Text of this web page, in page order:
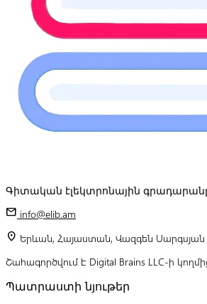
Գիտական էլեկտրոնային
mail info@elib.am
location_on Երևան, Հայաստան, Վազգեն Սարգսյան
Շահագործվում է Digital Brains LLC-ի
Պատրաստի նյութեր